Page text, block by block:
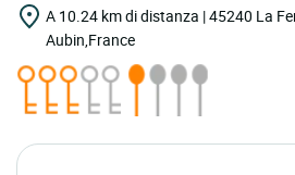
A 10.24 km di distanza | 45240 La
Aubin,France